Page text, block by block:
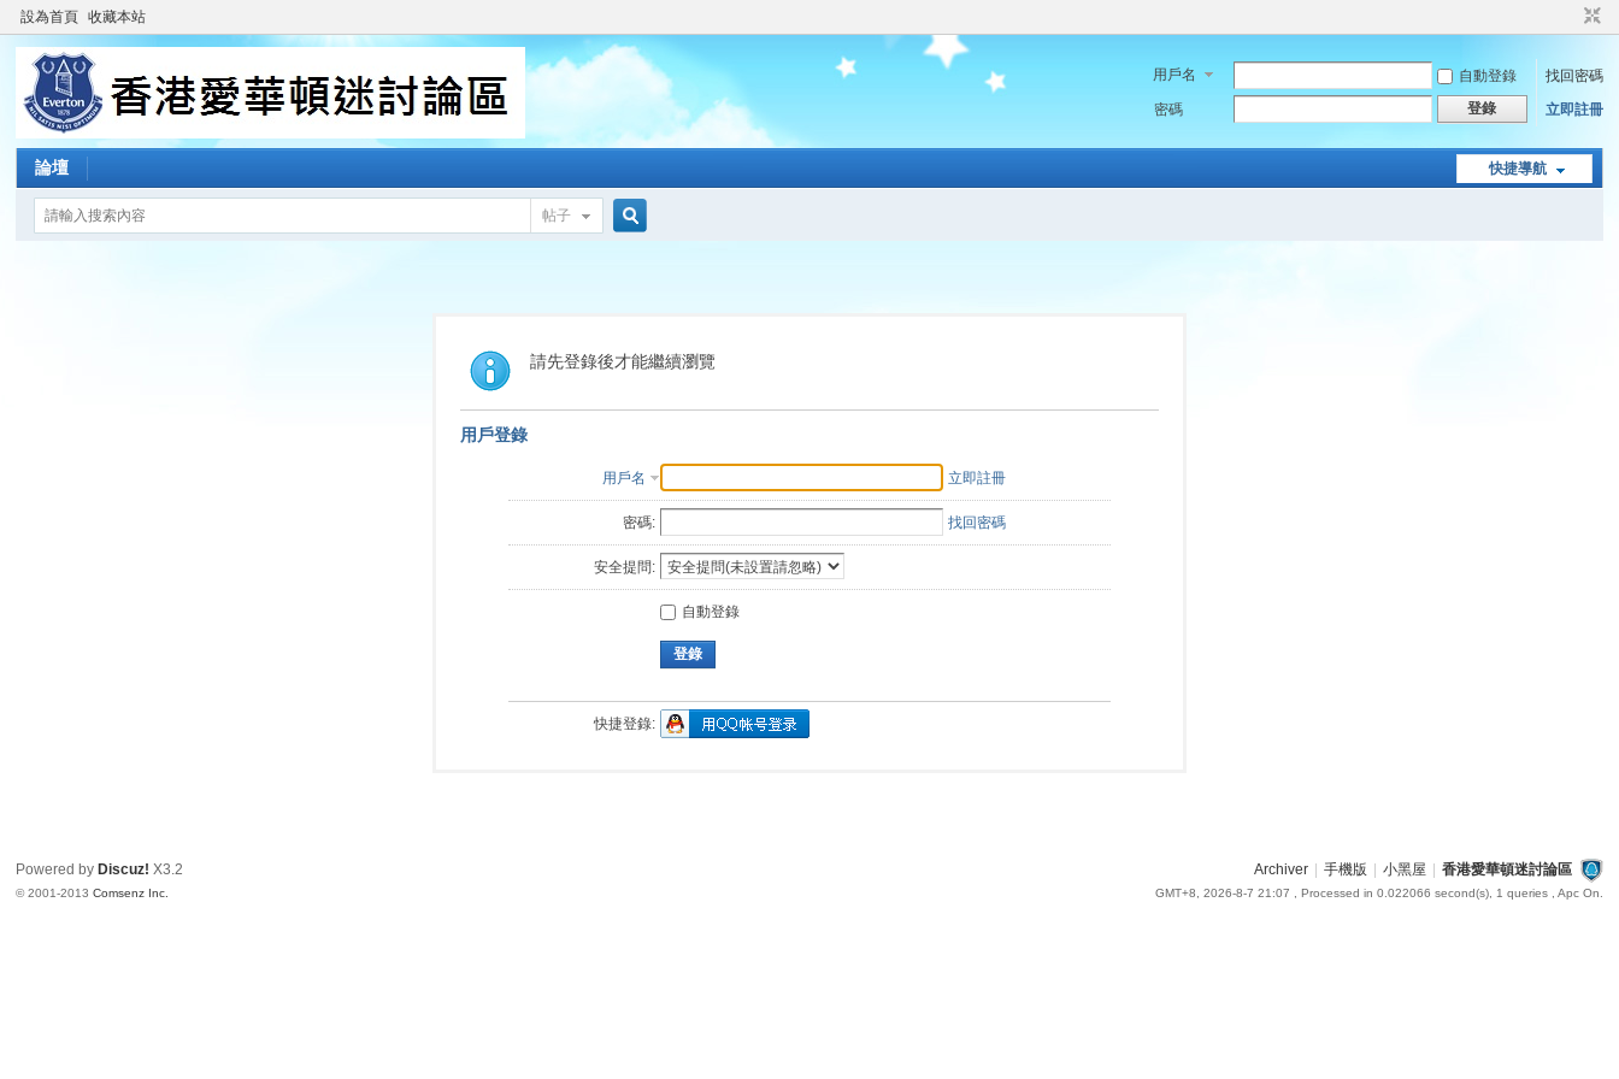
設為首頁 收藏本站
用戶名 自動登錄
找回密碼
密碼
登錄 立即註冊
快捷導航
論壇
帖子
索
請先登錄後才能繼續瀏覽
用戶登錄
用戶名 立即註冊
密碼: 找回密碼
安全提問:
自動登錄
登錄
快捷登錄:
Archiver 手機版 小黑屋 香港愛華頓迷討論區
GMT+8, 2026-8-7 21:07 , Processed in 0.022066 second(s), 1 queries , Apc On.
Powered by Discuz! X3.2
© 2001-2013Comsenz Inc.